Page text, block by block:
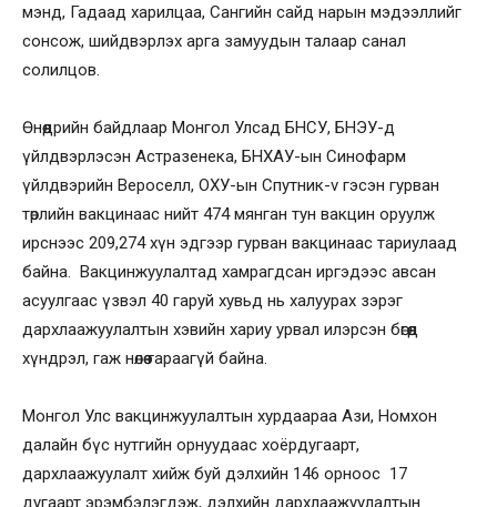
мэнд, Гадаад харилцаа, Сангийн сайд нарын мэдээллийг
сонсож, шийдвэрлэх арга замуудын талаар санал
солилцов.
Өнөөдрийн байдлаар Монгол Улсад БНСУ, БНЭУ-д
үйлдвэрлэсэн Астразенека, БНХАУ-ын Синофарм
үйлдвэрийн Вероселл, ОХУ-ын Спутник-v гэсэн гурван
төрлийн вакцинаас нийт 474 мянган тун вакцин оруулж
ирснээс 209,274 хүн эдгээр гурван вакцинаас тариулаад
байна. Вакцинжуулалтад хамрагдсан иргэдээс авсан
асуулгаас үзвэл 40 гаруй хувьд нь халуурах зэрэг
дархлаажуулалтын хэвийн хариу урвал илэрсэн бөгөөд
хүндрэл, гаж нөлөө гараагүй байна.
Монгол Улс вакцинжуулалтын хурдаараа Ази, Номхон
далайн бүс нутгийн орнуудаас хоёрдугаарт,
дархлаажуулалт хийж буй дэлхийн 146 орноос 17
дугаарт эрэмбэлэгдэж, дэлхийн дархлаажуулалтын